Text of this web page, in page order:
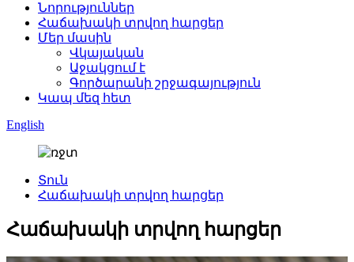
Նորություններ
Հաճախակի տրվող հարցեր
Մեր մասին
Վկայական
Աջակցում է
Գործարանի շրջագայություն
Կապ մեզ հետ
English
Տուն
Հաճախակի տրվող հարցեր
Հաճախակի տրվող հարցեր